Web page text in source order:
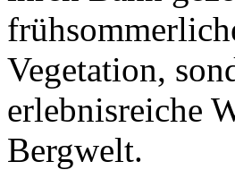
Vegetation,
erlebnisreiche
Bergwelt.